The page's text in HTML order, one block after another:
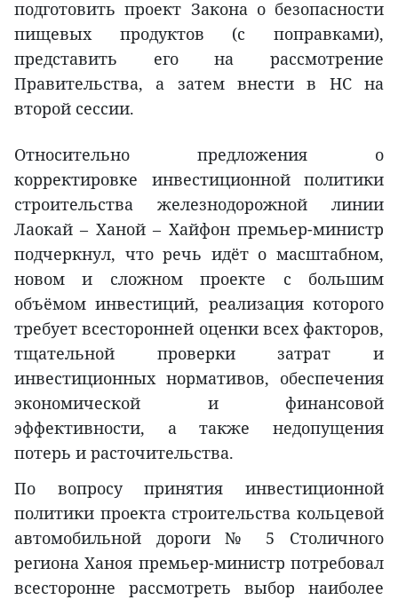
подготовить проект Закона о безопасности
пищевых продуктов (с поправками),
представить его на рассмотрение
Правительства, а затем внести в НС на
второй сессии.
Относительно предложения о
корректировке инвестиционной политики
строительства железнодорожной линии
Лаокай – Ханой – Хайфон премьер-министр
подчеркнул, что речь идёт о масштабном,
новом и сложном проекте с большим
объёмом инвестиций, реализация которого
требует всесторонней оценки всех факторов,
тщательной проверки затрат и
инвестиционных нормативов, обеспечения
экономической и финансовой
эффективности, а также недопущения
потерь и расточительства.
По вопросу принятия инвестиционной
политики проекта строительства кольцевой
автомобильной дороги № 5 Столичного
региона Ханоя премьер-министр потребовал
всесторонне рассмотреть выбор наиболее